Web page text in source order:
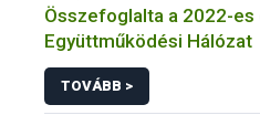
Összefoglalta a 2022-es
Együttműködési Hálózat
TOVÁBB >